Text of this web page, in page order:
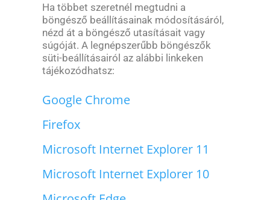
Ha többet szeretnél megtudni a
böngésző beállításainak módosításáról,
nézd át a böngésző utasításait vagy
súgóját. A legnépszerűbb böngészők
süti-beállításairól az alábbi linkeken
tájékozódhatsz:
Google Chrome
Firefox
Microsoft Internet Explorer 11
Microsoft Internet Explorer 10